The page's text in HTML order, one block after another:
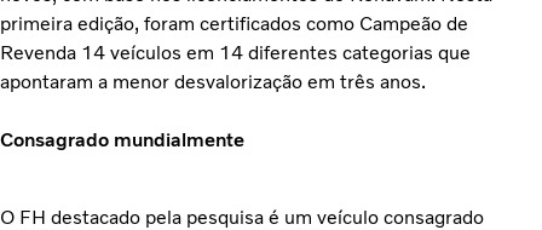
primeira edição, foram certificados como Campeão de
Revenda 14 veículos em 14 diferentes categorias que
apontaram a menor desvalorização em três anos.
Consagrado mundialmente
O FH destacado pela pesquisa é um veículo consagrado